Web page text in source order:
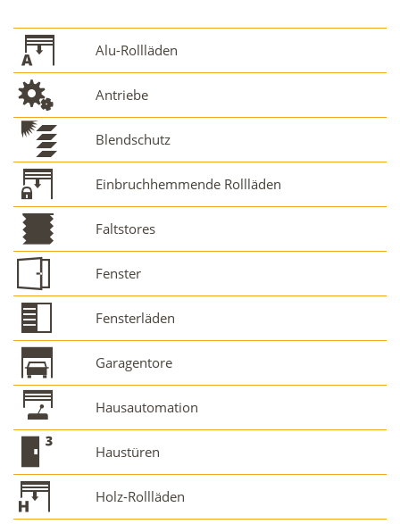
Alu-Rollläden
Antriebe
Blendschutz
Einbruchhemmende Rollläden
Faltstores
Fenster
Fensterläden
Garagentore
Hausautomation
Haustüren
Holz-Rollläden